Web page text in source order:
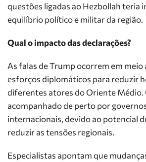
questões ligadas ao Hezbollah teria
equilíbrio político e militar da região.
Qual o impacto das declarações?
As falas de Trump ocorrem em meio
esforços diplomáticos para reduzir
diferentes atores do Oriente Médio.
acompanhado de perto por
internacionais, devido ao potencial
reduzir as tensões regionais.
Especialistas apontam que